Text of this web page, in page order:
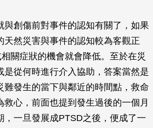
與創傷前對事件的認知有關了，如果
天然災害與事件的認知較為客觀正
關症狀的機會就會降低。至於在災
是從何時進行介入協助，答案當然是
難發生的當下與鄰近的時間點，救命
救心，前面也提到發生過後的一個月
，一旦發展成PTSD之後，便成了一